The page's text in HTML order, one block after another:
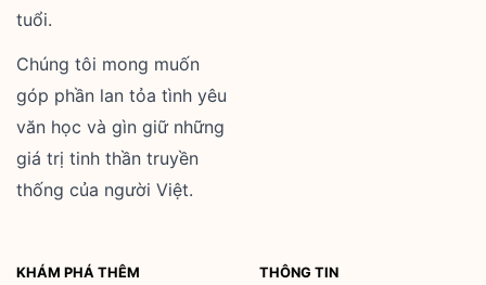
tuổi.
Chúng tôi mong muốn
góp phần lan tỏa tình yêu
văn học và gìn giữ những
giá trị tinh thần truyền
thống của người Việt.
KHÁM PHÁ THÊM THÔNG TIN